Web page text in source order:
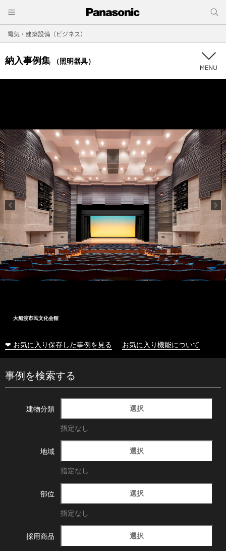
電気・建築設備（ビジネス）
納入事例集 （照明器具）
大船渡市民文化会館
❤ お気に入り保存した事例を見る お気に入り機能について
事例を検索する
建物分類 選択
指定なし
地域 選択
指定なし
部位 選択
指定なし
採用商品 選択